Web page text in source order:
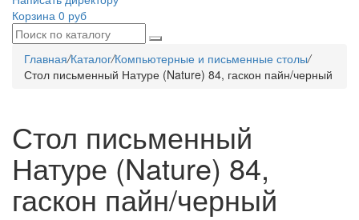
Корзина 0 руб
Главная/Каталог/Компьютерные и письменные столы/
Стол письменный Натуре (Nature) 84, гаскон пайн/черный
Стол письменный
Натуре (Nature) 84,
гаскон пайн/черный